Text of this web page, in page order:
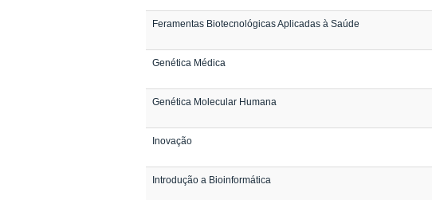
Feramentas Biotecnológicas Aplicadas à Saúde
Genética Médica
Genética Molecular Humana
Inovação
Introdução a Bioinformática